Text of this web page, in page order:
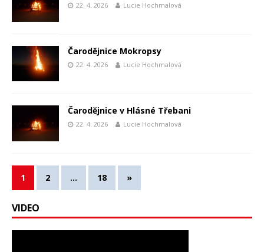
22. 4. 2026 Lucie Hochmalová
Čarodějnice Mokropsy
22. 4. 2026 Lucie Hochmalová
Čarodějnice v Hlásné Třebani
22. 4. 2026 Lucie Hochmalová
1 2 … 18 »
VIDEO